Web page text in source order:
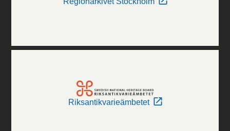
Riksantikvarieämbetet